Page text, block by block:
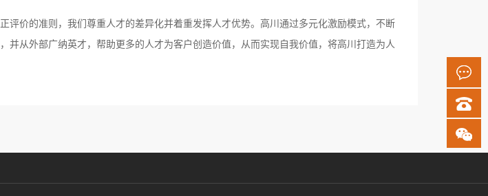
评价的准则，我们尊重人才的差异化并着重发挥人才优势。高川通过多元化激励模式，不断
并从外部广纳英才，帮助更多的人才为客户创造价值，从而实现自我价值，将高川打造为人